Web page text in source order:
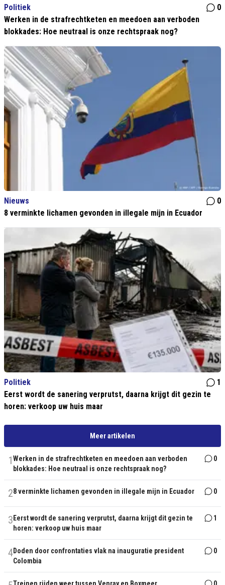
Politiek
0
Werken in de strafrechtketen en meedoen aan verboden
blokkades: Hoe neutraal is onze rechtspraak nog?
Nieuws
0
8 verminkte lichamen gevonden in illegale mijn in Ecuador
Politiek
1
Eerst wordt de sanering verprutst, daarna krijgt dit gezin te
horen: verkoop uw huis maar
Meer artikelen
1Werken in de strafrechtketen en meedoen aan verboden
blokkades: Hoe neutraal is onze rechtspraak nog?
0
28 verminkte lichamen gevonden in illegale mijn in Ecuador 0
3 Eerst wordt de sanering verprutst, daarna krijgt dit gezin te
horen: verkoop uw huis maar
1
4Doden door confrontaties vlak na inauguratie president
Colombia
0